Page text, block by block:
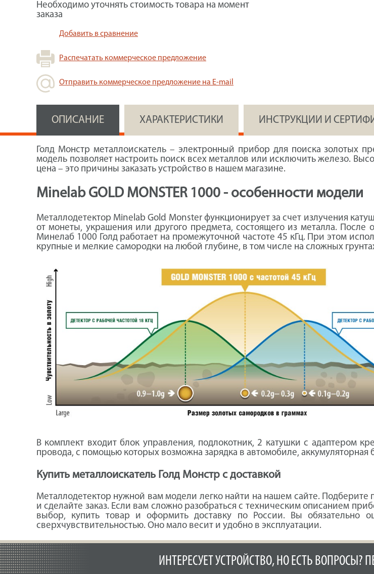
Необходимо уточнять стоимость товара на момент
заказа
Добавить в сравнение
Распечатать коммерческое предложение
Отправить коммерческое предложение на E-mail
ОПИСАНИЕ ХАРАКТЕРИСТИКИ ИНСТРУКЦИИ И
Голд Монстр металлоискатель – электронный прибор для поиска золотых
модель позволяет настроить поиск всех металлов или исключить железо.
цена – это причины заказать устройство в нашем магазине.
Minelab GOLD MONSTER 1000 - особенности модели
Металлодетектор Minelab Gold Monster функционирует за счет излучения
от монеты, украшения или другого предмета, состоящего из металла.
Минелаб 1000 Голд работает на промежуточной частоте 45 кГц. При этом
крупные и мелкие самородки на любой глубине, в том числе на сложных
В комплект входит блок управления, подлокотник, 2 катушки с адаптером
провода, с помощью которых возможна зарядка в автомобиле, аккумуляторная
Купить металлоискатель Голд Монстр с доставкой
Металлодетектор нужной вам модели легко найти на нашем сайте. Подберите
и сделайте заказ. Если вам сложно разобраться с техническим описанием
выбор, купить товар и оформить доставку по России. Вы обязательно
сверхчувствительностью. Оно мало весит и удобно в эксплуатации.
ИНТЕРЕСУЕТ УСТРОЙСТВО, НО ЕСТЬ ВОПРОСЫ?